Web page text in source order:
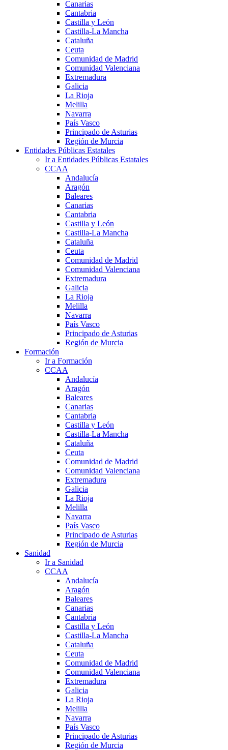
Canarias
Cantabria
Castilla y León
Castilla-La Mancha
Cataluña
Ceuta
Comunidad de Madrid
Comunidad Valenciana
Extremadura
Galicia
La Rioja
Melilla
Navarra
País Vasco
Principado de Asturias
Región de Murcia
Entidades Públicas Estatales
Ir a Entidades Públicas Estatales
CCAA
Andalucía
Aragón
Baleares
Canarias
Cantabria
Castilla y León
Castilla-La Mancha
Cataluña
Ceuta
Comunidad de Madrid
Comunidad Valenciana
Extremadura
Galicia
La Rioja
Melilla
Navarra
País Vasco
Principado de Asturias
Región de Murcia
Formación
Ir a Formación
CCAA
Andalucía
Aragón
Baleares
Canarias
Cantabria
Castilla y León
Castilla-La Mancha
Cataluña
Ceuta
Comunidad de Madrid
Comunidad Valenciana
Extremadura
Galicia
La Rioja
Melilla
Navarra
País Vasco
Principado de Asturias
Región de Murcia
Sanidad
Ir a Sanidad
CCAA
Andalucía
Aragón
Baleares
Canarias
Cantabria
Castilla y León
Castilla-La Mancha
Cataluña
Ceuta
Comunidad de Madrid
Comunidad Valenciana
Extremadura
Galicia
La Rioja
Melilla
Navarra
País Vasco
Principado de Asturias
Región de Murcia